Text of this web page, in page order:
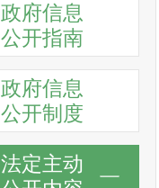
政府信息
公开指南
政府信息
公开制度
法定主动